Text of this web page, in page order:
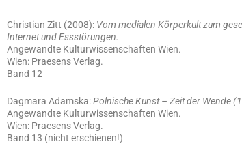
Christian Zitt (2008): Vom medialen Körperkult zum
Internet und Essstörungen.
Angewandte Kulturwissenschaften Wien.
Wien: Praesens Verlag.
Band 12
Dagmara Adamska:Polnische Kunst – Zeit der Wende
Angewandte Kulturwissenschaften Wien.
Wien: Praesens Verlag.
Band 13 (nicht erschienen!)